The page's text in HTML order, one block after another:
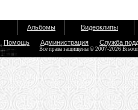
Альбомы Видеоклипы
Помощь Администрация Служба
Все права защищены © 2007-2026